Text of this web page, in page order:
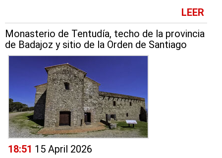
LEER
Monasterio de Tentudía, techo de la provincia
de Badajoz y sitio de la Orden de Santiago
18:51 15 April 2026